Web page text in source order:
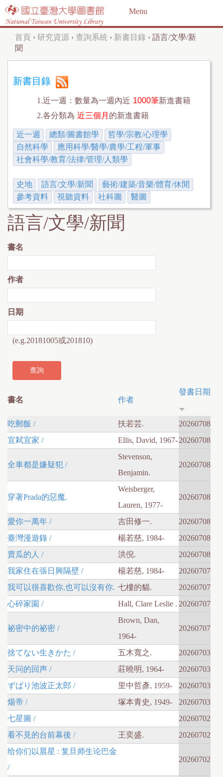
Jump to navigation
Menu
您
在
這
首頁 › 研究資源 › 查詢系統 › 新書目錄 › 語言/文學/新
聞
新書目錄
1.近一週：數量為一週內近 1000筆新進書籍
2.各分類為 近三個月 的新進書籍
近一週 總類/圖書館學
哲學/宗教/心理學
自然科學
應用科學/醫學/農學/工程/軍事
社會科學/教育/法律/管理/人類學
史地 語言/文學/新聞
藝術/建築/音樂/體育/休閒
參考資料
視聽資料 社科圖 醫圖
語言/文學/新聞
書名
作者
日期
(e.g.20181005或201810)
書名 作者
發書日期
吃郵飯 / 扶若芸.
20260708
宜弒宜家 /
Ellis, David, 1967-20260708
全車都是嫌疑犯 /
Stevenson,
Benjamin.
20260708
穿著Prada的惡魔.
Weisberger,
Lauren, 1977-
20260708
愛你一萬年 / 吉田修一.
20260708
臺灣漫遊錄 /
楊若慈, 1984-
20260708
賣瓜的人 /
洪倪.
20260708
我家住在張日興隔壁 /
楊若慈, 1984-
20260707
我可以很喜歡你,也可以沒有你. 七樓的貓.
20260707
心碎家園 /
Hall, Clare Leslie . 20260707
祕密中的祕密 /
Brown, Dan,
1964-
20260707
捨てない生きかた / 五木寬之.
20260703
天问的回声 /
莊曉明, 1964-
20260703
ずばり池波正太郎 /
里中哲彥, 1959-
20260703
煬帝 /
塚本青史, 1949-
20260703
七星圖 /
20260702
看不見的台前幕後 /
王奕盛.
20260702
给你们以晨星 : 复旦师生论巴金
/
20260702